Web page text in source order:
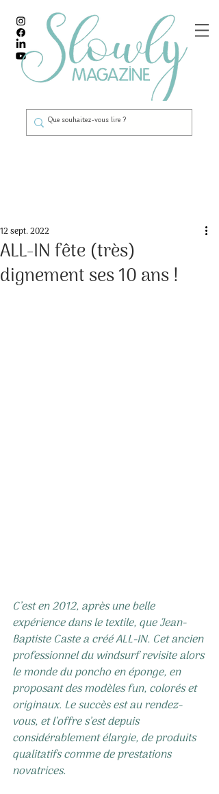
ALL-IN fête (très)
dignement ses 10 ans !
12 sept. 2022
C’est en 2012, après une belle
expérience dans le textile, que Jean-
Baptiste Caste a créé ALL-IN. Cet ancien
professionnel du windsurf revisite alors
le monde du poncho en éponge, en
proposant des modèles fun, colorés et
originaux. Le succès est au rendez-
vous, et l’offre s’est depuis
considérablement élargie, de produits
qualitatifs comme de prestations
novatrices.